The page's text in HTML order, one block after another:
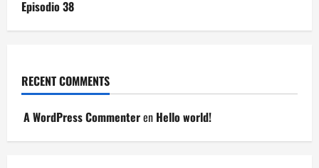
Episodio 38
RECENT COMMENTS
A WordPress Commenteren Hello world!